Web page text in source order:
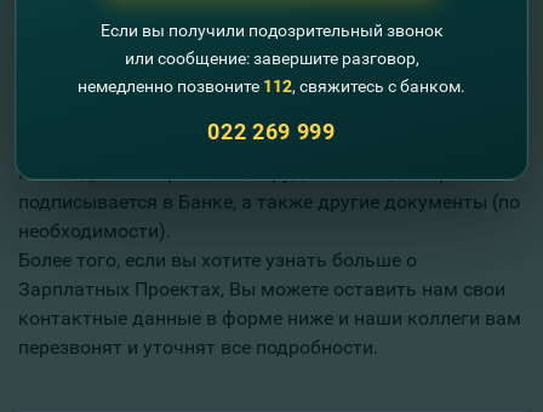
могут воспользоваться специальным предложением -
0% за зачисление заработной платы на карты своих
сотрудников.
Что Вам необходимо?
Необходим контракт на сотрудничество, который
подписывается в Банке, а также другие документы (по
необходимости).
Более того, если вы хотите узнать больше о
Зарплатных Проектах, Вы можете оставить нам свои
контактные данные в форме ниже и наши коллеги вам
перезвонят и уточнят все подробности.
Если вы получили подозрительный звонок
или сообщение: завершите разговор,
немедленно позвоните 112, свяжитесь с банком.
022 269 999